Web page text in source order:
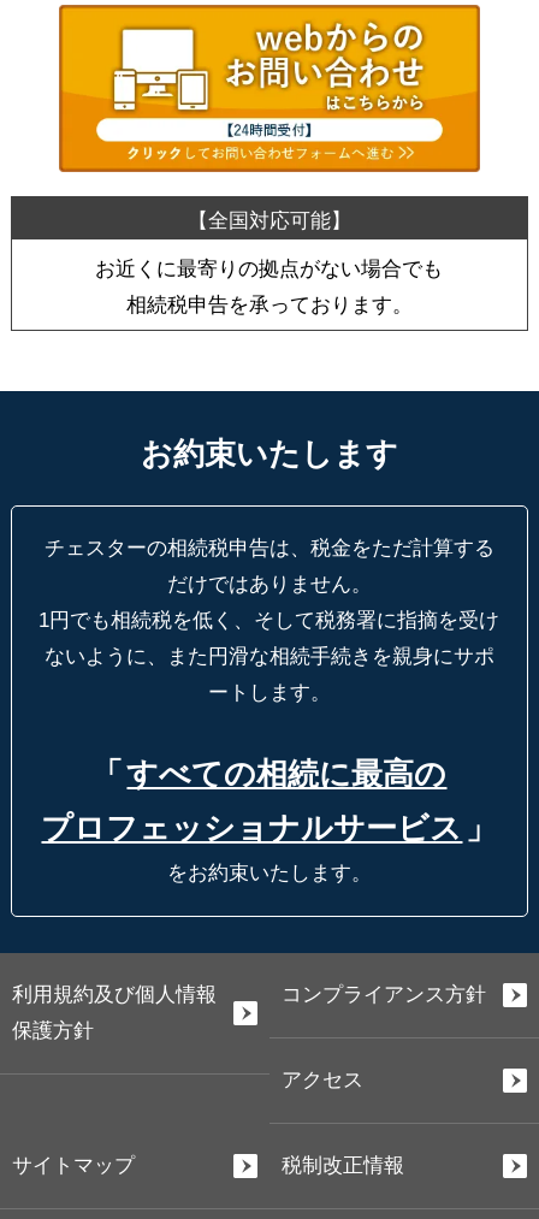
お近くに最寄りの拠点がない場合でも
相続税申告を承っております。
お約束いたします
チェスターの相続税申告は、税金をただ計算する
だけではありません。
1円でも相続税を低く、そして税務署に指摘を受け
ないように、
また円滑な相続手続きを親身にサポ
ートします。
「 すべての相続に最高の
プロフェッショナルサービス 」
をお約束いたします。
利用規約及び個人情報
保護方針
コンプライアンス方針
アクセス
サイトマップ 税制改正情報